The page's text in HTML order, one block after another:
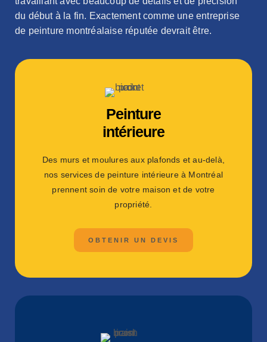
du début à la fin. Exactement comme une entreprise
de peinture montréalaise réputée devrait être.
Peinture
intérieure
Des murs et moulures aux plafonds et au-delà,
nos services de peinture intérieure à Montréal
prennent soin de votre maison et de votre
propriété.
OBTENIR UN DEVIS